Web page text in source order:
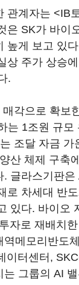
관계자는 <IB
은 SK가 바이
높게 보고 있
상 주가 상승
.
각으로 확보
는 1조원 규모
조달 자금 가
산 체제 구축
. 글라스기판은
로 차세대 반
있다. 바이오
자로 재배치
역메모리반도
이터센터,
는 그룹의 AI